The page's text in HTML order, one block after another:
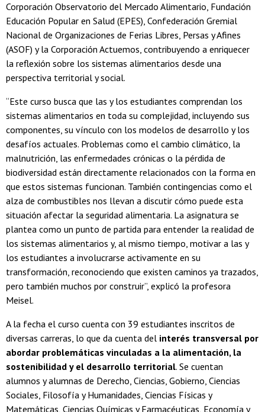
Corporación Observatorio del Mercado Alimentario, Fundación
Educación Popular en Salud (EPES), Confederación Gremial
Nacional de Organizaciones de Ferias Libres, Persas y Afines
(ASOF) y la Corporación Actuemos, contribuyendo a enriquecer
la reflexión sobre los sistemas alimentarios desde una
perspectiva territorial y social.
“Este curso busca que las y los estudiantes comprendan los
sistemas alimentarios en toda su complejidad, incluyendo sus
componentes, su vínculo con los modelos de desarrollo y los
desafíos actuales. Problemas como el cambio climático, la
malnutrición, las enfermedades crónicas o la pérdida de
biodiversidad están directamente relacionados con la forma en
que estos sistemas funcionan. También contingencias como el
alza de combustibles nos llevan a discutir cómo puede esta
situación afectar la seguridad alimentaria. La asignatura se
plantea como un punto de partida para entender la realidad de
los sistemas alimentarios y, al mismo tiempo, motivar a las y
los estudiantes a involucrarse activamente en su
transformación, reconociendo que existen caminos ya trazados,
pero también muchos por construir”, explicó la profesora
Meisel.
A la fecha el curso cuenta con 39 estudiantes inscritos de
diversas carreras, lo que da cuenta del interés transversal por
abordar problemáticas vinculadas a la alimentación, la
sostenibilidad y el desarrollo territorial. Se cuentan
alumnos y alumnas de Derecho, Ciencias, Gobierno, Ciencias
Sociales, Filosofía y Humanidades, Ciencias Físicas y
Matemáticas, Ciencias Químicas y Farmacéuticas, Economía y